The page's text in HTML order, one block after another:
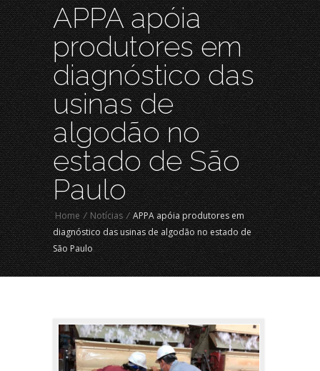
APPA apóia
produtores em
diagnóstico das
usinas de
algodão no
estado de São
Paulo
Home / Notícias /APPA apóia produtores em
diagnóstico das usinas de algodão no estado de
São Paulo